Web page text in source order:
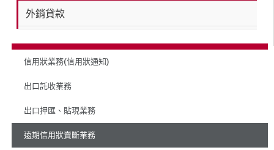
外銷貸款
信用狀業務(信用狀通知)
出口託收業務
出口押匯、貼現業務
遠期信用狀賣斷業務